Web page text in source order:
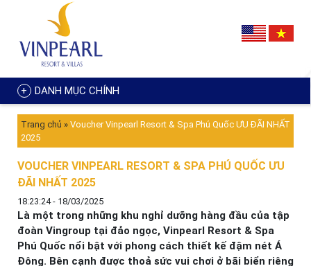
DANH MỤC CHÍNH
Trang chủ » Voucher Vinpearl Resort & Spa Phú Quốc ƯU ĐÃI NHẤT
2025
VOUCHER VINPEARL RESORT & SPA PHÚ QUỐC ƯU
ĐÃI NHẤT 2025
18:23:24 - 18/03/2025
Là một trong những khu nghỉ dưỡng hàng đầu của tập
đoàn Vingroup tại đảo ngọc, Vinpearl Resort & Spa
Phú Quốc nổi bật với phong cách thiết kế đậm nét Á
Đông. Bên cạnh được thoả sức vui chơi ở bãi biển riêng